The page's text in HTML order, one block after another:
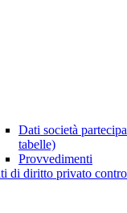
Dati società
tabelle)
Provvedimenti
di diritto privato